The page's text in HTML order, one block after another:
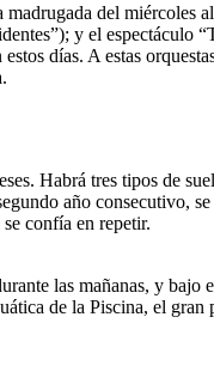
del miércoles
y el espectáculo
días. A estas
Habrá tres tipos de
año consecutivo,
confía en repetir.
las mañanas, y bajo
de la Piscina, el gran